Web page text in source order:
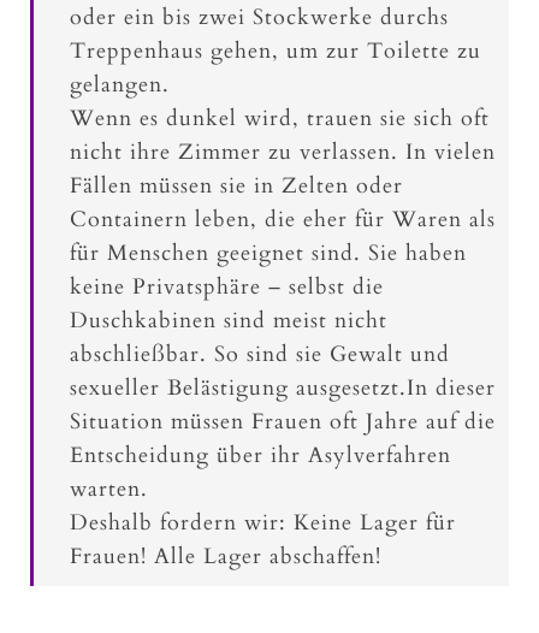
oder ein bis zwei Stockwerke durchs
Treppenhaus gehen, um zur Toilette zu
gelangen.
Wenn es dunkel wird, trauen sie sich oft
nicht ihre Zimmer zu verlassen. In vielen
Fällen müssen sie in Zelten oder
Containern leben, die eher für Waren als
für Menschen geeignet sind. Sie haben
keine Privatsphäre – selbst die
Duschkabinen sind meist nicht
abschließbar. So sind sie Gewalt und
sexueller Belästigung ausgesetzt.In dieser
Situation müssen Frauen oft Jahre auf die
Entscheidung über ihr Asylverfahren
warten.
Deshalb fordern wir: Keine Lager für
Frauen! Alle Lager abschaffen!